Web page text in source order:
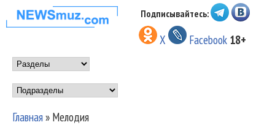
Перейти к основному
содержанию
НОВОСТИ
МУЗЫКИ И
ШОУ БИЗНЕСА
NEWSMUZ.COM
Подписывайтесь:
X Facebook 18+
Main menu
Подразделы
Главная» Мелодия